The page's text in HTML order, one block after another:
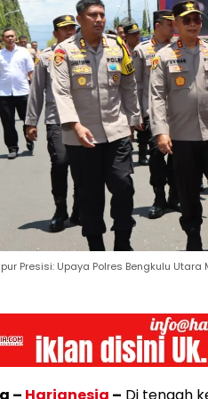
Presisi: Upaya Polres Bengkulu
– Harianesia – Di tengah